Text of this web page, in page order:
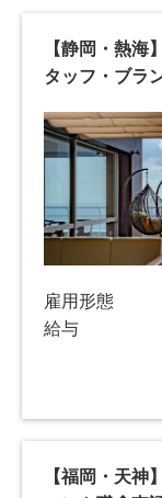
【静岡・熱海
タッフ・ブラ
雇用形態
給与
【福岡・天神